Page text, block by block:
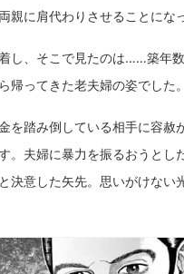
親に肩代わりさせることにな
し、そこで見たのは……築年
帰ってきた老夫婦の姿でした。
を踏み倒している相手に容赦
。夫婦に暴力を振るおうとし
決意した矢先。思いがけない